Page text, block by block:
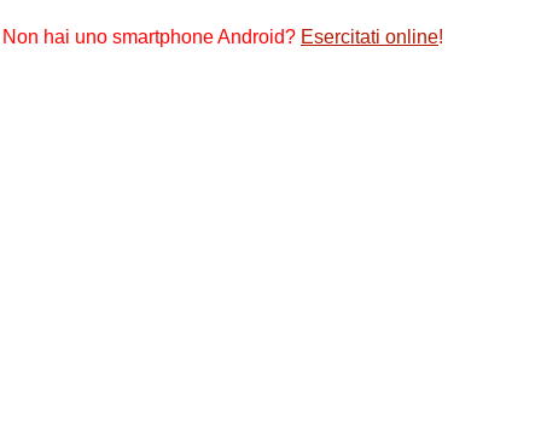
Non hai uno smartphone Android? Esercitati online!